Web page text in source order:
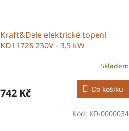
Kraft&Dele elektrické topení
KD11728 230V - 3,5 kW
Skladem
742 Kč Do košíku
Kód: KD-0000034